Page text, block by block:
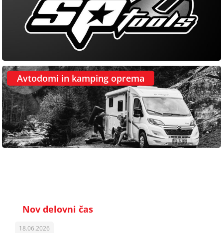
Avtodomi in kamping oprema
18.06.2026
Nov delovni čas